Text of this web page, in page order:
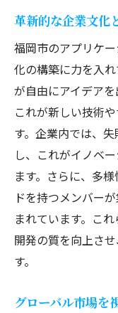
革新的な企業文化
福岡市のアプリケ
化の構築に力を入
が自由にアイデアを
これが新しい技術
す。企業内では、
し、これがイノベ
ます。さらに、多
ドを持つメンバー
まれています。こ
開発の質を向上さ
す。
グローバル市場を